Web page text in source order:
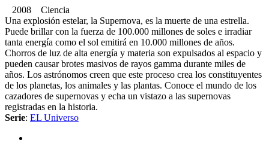
2008 Ciencia
Una explosión estelar, la Supernova, es la muerte de una estrella.
Puede brillar con la fuerza de 100.000 millones de soles e irradiar
tanta energía como el sol emitirá en 10.000 millones de años.
Chorros de luz de alta energía y materia son expulsados al espacio y
pueden causar brotes masivos de rayos gamma durante miles de
años. Los astrónomos creen que este proceso crea los constituyentes
de los planetas, los animales y las plantas. Conoce el mundo de los
cazadores de supernovas y echa un vistazo a las supernovas
registradas en la historia.
Serie: EL Universo